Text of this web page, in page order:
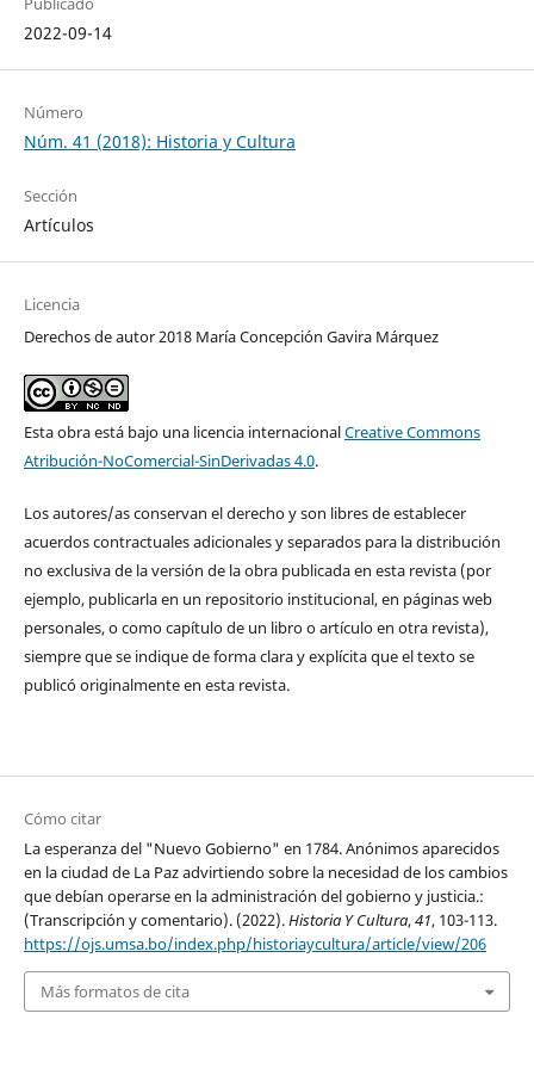
2022-09-14
Número
Núm. 41 (2018): Historia y Cultura
Sección
Artículos
Licencia
Derechos de autor 2018 María Concepción Gavira Márquez
Esta obra está bajo una licencia internacionalCreative Commons
Atribución-NoComercial-SinDerivadas 4.0.
Los autores/as conservan el derecho y son libres de establecer
acuerdos contractuales adicionales y separados para la distribución
no exclusiva de la versión de la obra publicada en esta revista (por
ejemplo, publicarla en un repositorio institucional, en páginas web
personales, o como capítulo de un libro o artículo en otra revista),
siempre que se indique de forma clara y explícita que el texto se
publicó originalmente en esta revista.
Cómo citar
La esperanza del "Nuevo Gobierno" en 1784. Anónimos aparecidos
en la ciudad de La Paz advirtiendo sobre la necesidad de los cambios
que debían operarse en la administración del gobierno y justicia.:
(Transcripción y comentario). (2022).Historia Y Cultura,41, 103-113.
https://ojs.umsa.bo/index.php/historiaycultura/article/view/206
Más formatos de cita